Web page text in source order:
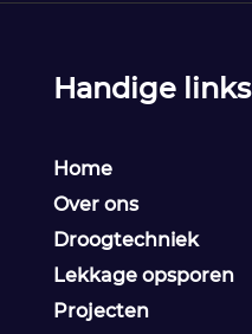
Handige links
Home
Over ons
Droogtechniek
Lekkage opsporen
Projecten